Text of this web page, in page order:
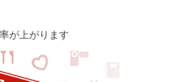
が上がります